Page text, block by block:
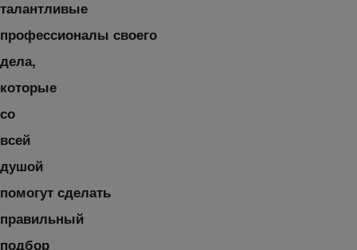
талантливые
профессионалы своего
дела,
которые
со
всей
душой
помогут сделать
правильный
подбор